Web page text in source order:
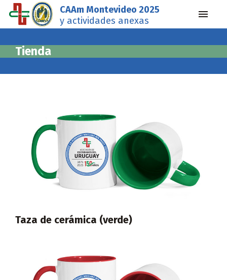
CAAm Montevideo 2025
y actividades anexas
Tienda
Taza de cerámica (verde)